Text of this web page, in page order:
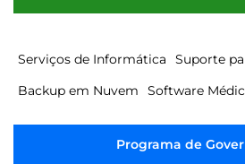
Serviços de Informática
Suporte
Backup em Nuvem
Software
Programa de